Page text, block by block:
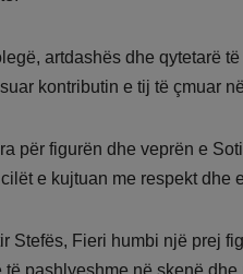
artdashës dhe qytetarë
kontributin e tij të çmuar
për figurën dhe veprën e
e kujtuan me respekt
Stefës, Fieri humbi një prej